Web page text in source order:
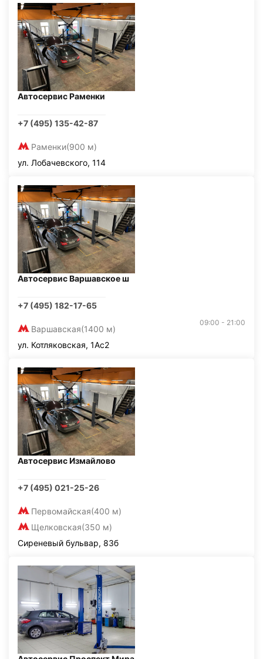
Автосервис Раменки
+7 (495) 135-42-87
Раменки(900 м)
ул. Лобачевского, 114
Автосервис Варшавское ш
+7 (495) 182-17-65
Варшавская(1400 м)
09:00 - 21:00
ул. Котляковская, 1Ас2
Автосервис Измайлово
+7 (495) 021-25-26
Первомайская(400 м)
Щелковская(350 м)
Сиреневый бульвар, 83б